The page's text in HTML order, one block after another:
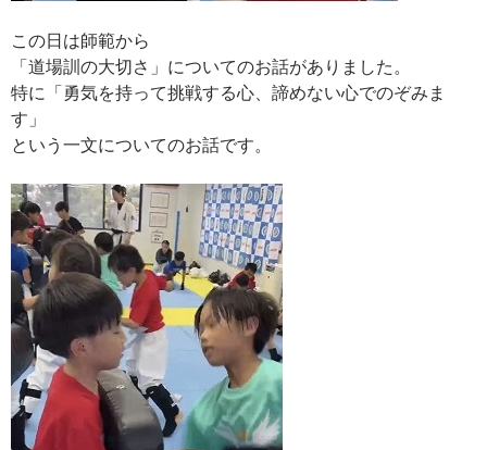
この日は師範から
「道場訓の大切さ」についてのお話がありました。
特に「勇気を持って挑戦する心、諦めない心でのぞみま
す」
という一文についてのお話です。